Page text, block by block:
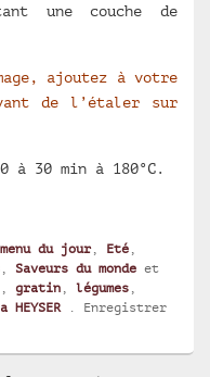
une couche de
ajoutez à votre
de l’étaler sur
à 30 min à 180°C.
du jour, Eté
Saveurs du monde et
gratin légumes
. Enregistrer